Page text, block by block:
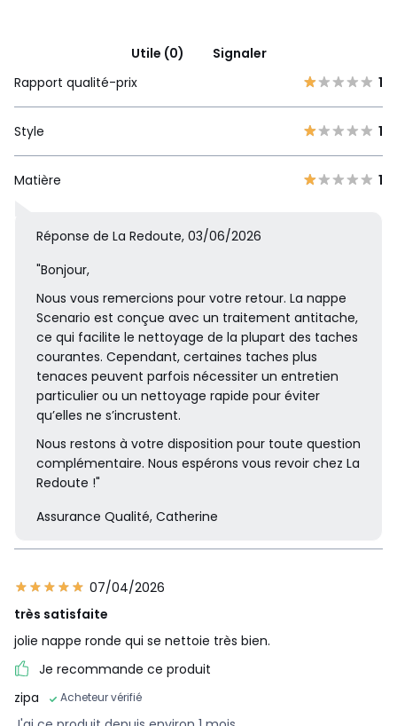
Utile (0)
Signaler
Rapport qualité-prix
1
Style 1
Matière 1
Réponse de La Redoute, 03/06/2026
"Bonjour,
Nous vous remercions pour votre retour. La nappe
Scenario est conçue avec un traitement antitache,
ce qui facilite le nettoyage de la plupart des taches
courantes. Cependant, certaines taches plus
tenaces peuvent parfois nécessiter un entretien
particulier ou un nettoyage rapide pour éviter
qu’elles ne s’incrustent.
Nous restons à votre disposition pour toute question
complémentaire. Nous espérons vous revoir chez La
Redoute !"
Assurance Qualité, Catherine
07/04/2026
très satisfaite
jolie nappe ronde qui se nettoie très bien.
Je recommande ce produit
zipa
Acheteur vérifié